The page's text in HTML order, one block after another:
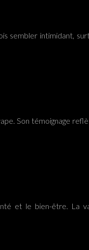
sembler intimidant,
Son témoignage
et le bien-être. La